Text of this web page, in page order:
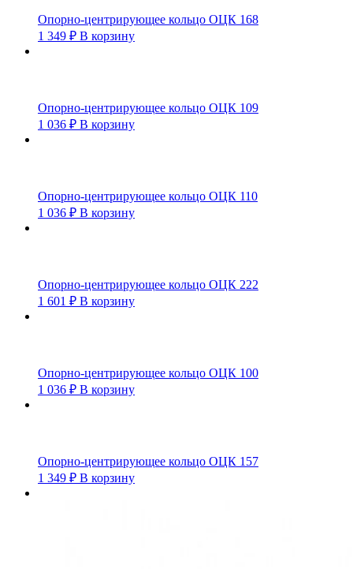
Опорно-центрирующее кольцо ОЦК 168
1 349 ₽ В корзину
Опорно-центрирующее кольцо ОЦК 109
1 036 ₽ В корзину
Опорно-центрирующее кольцо ОЦК 110
1 036 ₽ В корзину
Опорно-центрирующее кольцо ОЦК 222
1 601 ₽ В корзину
Опорно-центрирующее кольцо ОЦК 100
1 036 ₽ В корзину
Опорно-центрирующее кольцо ОЦК 157
1 349 ₽ В корзину